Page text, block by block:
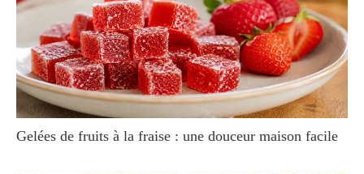
Gelées de fruits à la fraise : une douceur maison facile